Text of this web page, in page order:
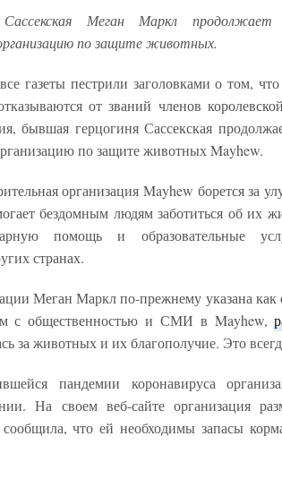
Меган Маркл продолжает
по защите животных.
газеты пестрили заголовками о том,
от званий членов
бывшая герцогиня Сассекская
по защите животных Mayhew.
организация Mayhew борется за
бездомным людям заботиться об их
помощь и образовательные
странах.
Меган Маркл по-прежнему указана как
с общественностью и СМИ в Mayhew,
за животных и их благополучие. Это
пандемии коронавируса
На своем веб-сайте организация
что ей необходимы запасы